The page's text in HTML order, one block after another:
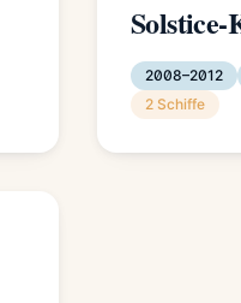
Solstice-
2008–2012
2 Schiffe